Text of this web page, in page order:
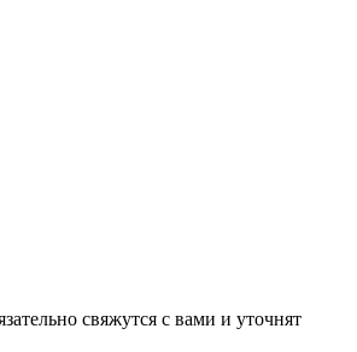
свяжутся с вами и уточнят